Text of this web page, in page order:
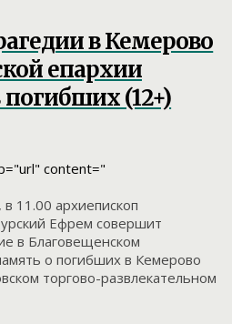
в Кемерово
епархии
(12+)
content="
11.00 архиепископ
Ефрем совершит
в Благовещенском
о погибших в Кемерово
торгово-развлекательном